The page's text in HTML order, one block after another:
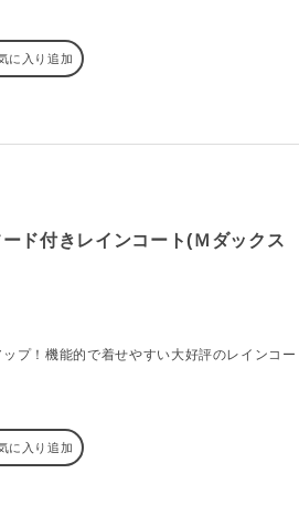
に入り追加
ド付きレインコート(Ｍダックス
プ！機能的で着せやすい大好評のレインコー
に入り追加